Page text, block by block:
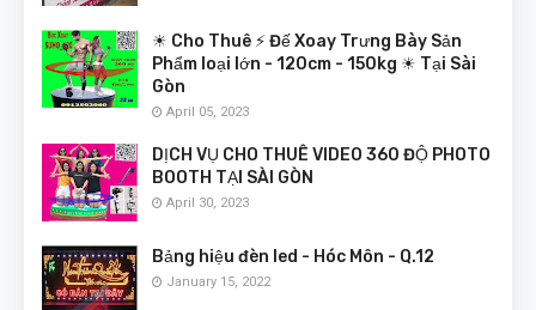
☀ Cho Thuê ⚡ Đế Xoay Trưng Bày Sản
Phẩm loại lớn - 120cm - 150kg ☀ Tại Sài
Gòn
April 05, 2023
DỊCH VỤ CHO THUÊ VIDEO 360 ĐỘ PHOTO
BOOTH TẠI SÀI GÒN
April 30, 2023
Bảng hiệu đèn led - Hóc Môn - Q.12
January 15, 2022